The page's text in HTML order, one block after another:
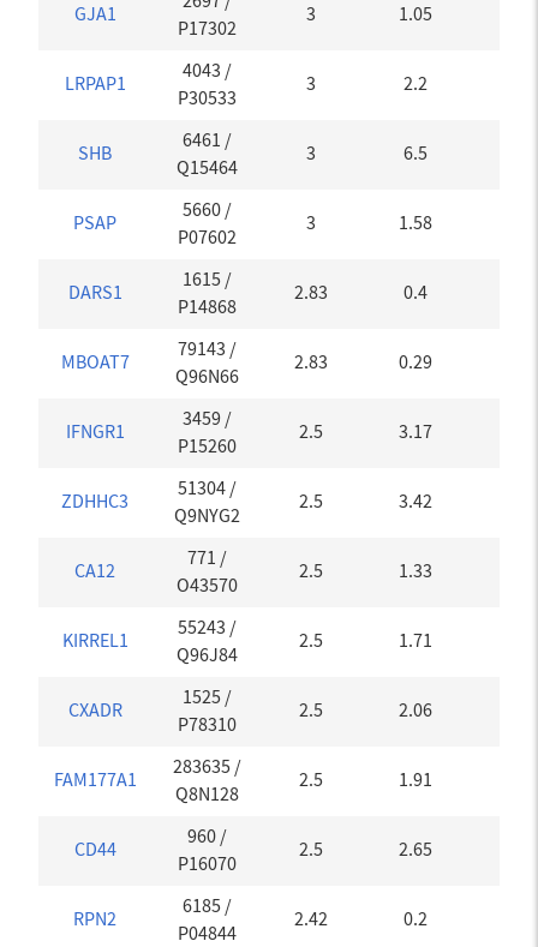
GJA1
P17302
3 1.05
LRPAP1
4043 /
P30533
3 2.2
SHB
6461 /
Q15464
3 6.5
PSAP
5660 /
P07602
3 1.58
DARS1
1615 /
P14868
2.83 0.4
MBOAT7
79143 /
Q96N66
2.83 0.29
IFNGR1
3459 /
P15260
2.5 3.17
ZDHHC3
51304 /
Q9NYG2
2.5 3.42
CA12
771 /
O43570
2.5 1.33
KIRREL1
55243 /
Q96J84
2.5 1.71
CXADR
1525 /
P78310
2.5 2.06
FAM177A1
283635 /
Q8N128
2.5 1.91
CD44
960 /
P16070
2.5 2.65
RPN2
6185 /
P04844
2.42 0.2